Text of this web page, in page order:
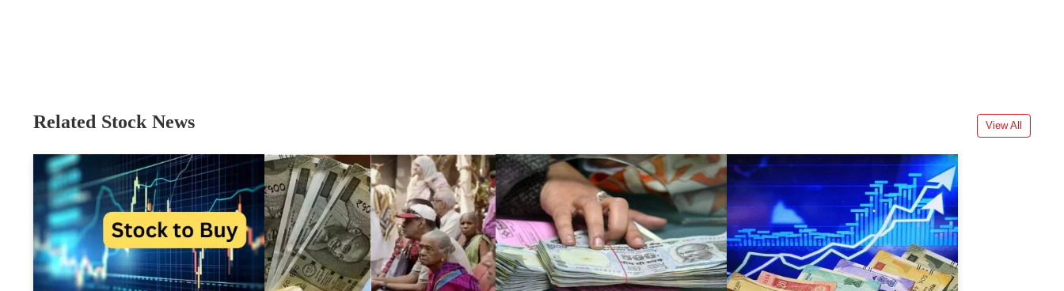
Related Stock News View All